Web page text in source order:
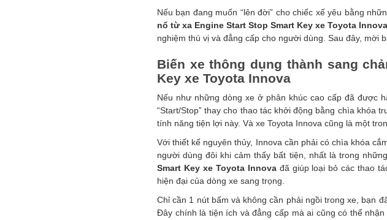
Nếu bạn đang muốn “lên đời” cho chiếc xế yêu bằng
nổ từ xa Engine Start Stop Smart Key xe Toyota Innova
nghiệm thú vị và đẳng cấp cho người dùng. Sau đây, mời
Biến xe thông dụng thành sang
Key xe Toyota Innova
Nếu như những dòng xe ở phân khúc cao cấp đã được
“Start/Stop” thay cho thao tác khởi động bằng chìa khóa
tính năng tiện lợi này. Và xe Toyota Innova cũng là một
Với thiết kế nguyên thủy, Innova cần phải có chìa khóa
người dùng đôi khi cảm thấy bất tiện, nhất là trong
Smart Key xe Toyota Innovađã giúp loại bỏ các thao
hiện đại của dòng xe sang trọng.
Chỉ cần 1 nút bấm và không cần phải ngồi trong xe, bạn
Đây chính là tiện ích và đẳng cấp mà ai cũng có thể